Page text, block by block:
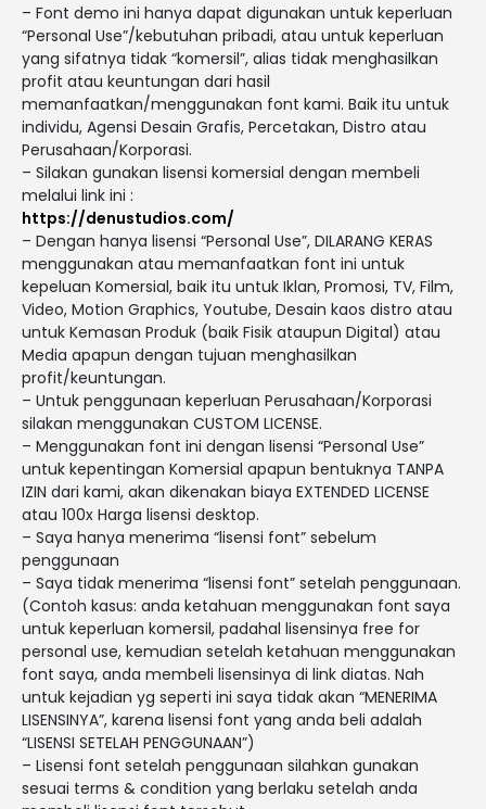
– Font demo ini hanya dapat digunakan untuk keperluan
“Personal Use”/kebutuhan pribadi, atau untuk keperluan
yang sifatnya tidak “komersil”, alias tidak menghasilkan
profit atau keuntungan dari hasil
memanfaatkan/menggunakan font kami. Baik itu untuk
individu, Agensi Desain Grafis, Percetakan, Distro atau
Perusahaan/Korporasi.
– Silakan gunakan lisensi komersial dengan membeli
melalui link ini :
https://denustudios.com/
– Dengan hanya lisensi “Personal Use”, DILARANG KERAS
menggunakan atau memanfaatkan font ini untuk
kepeluan Komersial, baik itu untuk Iklan, Promosi, TV, Film,
Video, Motion Graphics, Youtube, Desain kaos distro atau
untuk Kemasan Produk (baik Fisik ataupun Digital) atau
Media apapun dengan tujuan menghasilkan
profit/keuntungan.
– Untuk penggunaan keperluan Perusahaan/Korporasi
silakan menggunakan CUSTOM LICENSE.
– Menggunakan font ini dengan lisensi “Personal Use”
untuk kepentingan Komersial apapun bentuknya TANPA
IZIN dari kami, akan dikenakan biaya EXTENDED LICENSE
atau 100x Harga lisensi desktop.
– Saya hanya menerima “lisensi font” sebelum
penggunaan
– Saya tidak menerima “lisensi font” setelah penggunaan.
(Contoh kasus: anda ketahuan menggunakan font saya
untuk keperluan komersil, padahal lisensinya free for
personal use, kemudian setelah ketahuan menggunakan
font saya, anda membeli lisensinya di link diatas. Nah
untuk kejadian yg seperti ini saya tidak akan “MENERIMA
LISENSINYA”, karena lisensi font yang anda beli adalah
“LISENSI SETELAH PENGGUNAAN”)
– Lisensi font setelah penggunaan silahkan gunakan
sesuai terms & condition yang berlaku setelah anda